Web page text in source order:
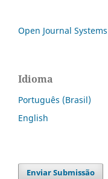
Open Journal Systems
Idioma
Português (Brasil)
English
Enviar Submissão